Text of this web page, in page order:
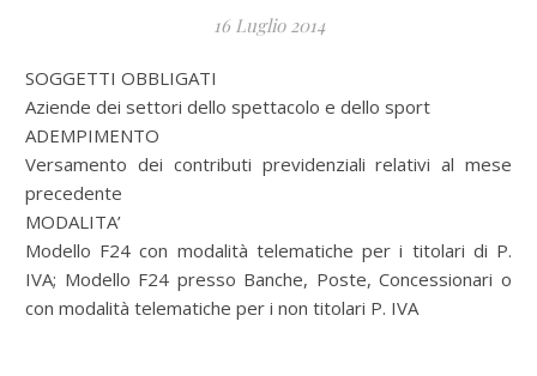
16 Luglio 2014
SOGGETTI OBBLIGATI
Aziende dei settori dello spettacolo e dello sport
ADEMPIMENTO
Versamento dei contributi previdenziali relativi al mese
precedente
MODALITA’
Modello F24 con modalità telematiche per i titolari di P.
IVA; Modello F24 presso Banche, Poste, Concessionari o
con modalità telematiche per i non titolari P. IVA